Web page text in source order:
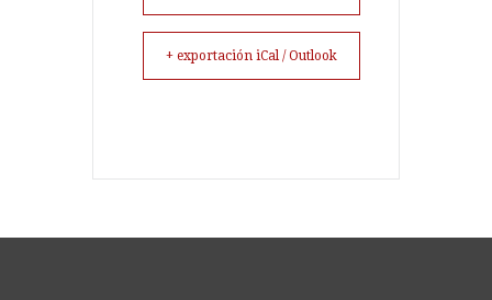
+ exportación iCal / Outlook